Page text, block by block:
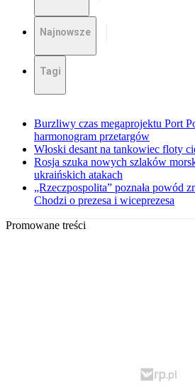
Najnowsze
Tagi
Burzliwy czas megaprojektu Port
harmonogram przetargów
Włoski desant na tankowiec floty
Rosja szuka nowych szlaków
ukraińskich atakach
„Rzeczpospolita” poznała powód
Chodzi o prezesa i wiceprezesa
Promowane treści